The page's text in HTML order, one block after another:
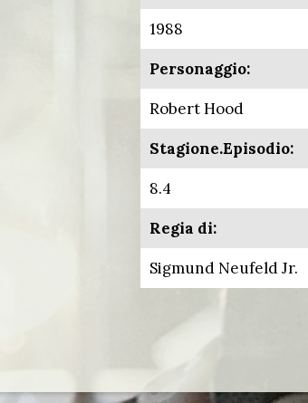
1988
Personaggio:
Robert Hood
Stagione.Episodio:
8.4
Regia di:
Sigmund Neufeld Jr.